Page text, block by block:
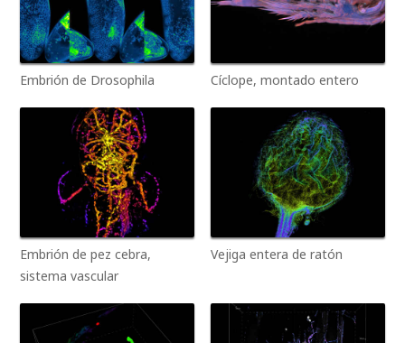
Embrión de Drosophila Cíclope, montado entero
Embrión de pez cebra,
sistema vascular
Vejiga entera de ratón